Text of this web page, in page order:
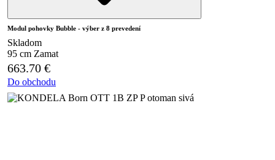
Modul pohovky Bubble - výber z 8 prevedení
Skladom
95 cm Zamat
663.70 €
Do obchodu